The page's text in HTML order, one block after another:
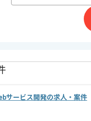
成長が出来る環境でござい
、長期的に参画されたい方に
てご参画いただけます。
サービス開発の求人・案件